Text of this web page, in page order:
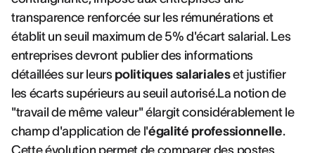
transparence renforcée sur les rémunérations et
établit un seuil maximum de 5% d'écart salarial. Les
entreprises devront publier des informations
détaillées sur leurs politiques salarialeset justifier
les écarts supérieurs au seuil autorisé.La notion de
"travail de même valeur" élargit considérablement le
champ d'application de l'égalité professionnelle.
Cette évolution permet de comparer des postes